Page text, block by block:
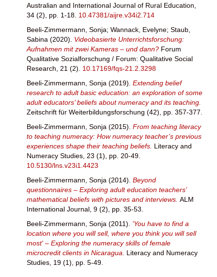
Australian and International Journal of Rural Education,
34 (2), pp. 1-18. 10.47381/aijre.v34i2.714
Beeli-Zimmermann, Sonja; Wannack, Evelyne; Staub,
Sabina (2020). Videobasierte Unterrichtsforschung:
Aufnahmen mit zwei Kameras – und dann? Forum
Qualitative Sozialforschung / Forum: Qualitative Social
Research, 21 (2). 10.17169/fqs-21.2.3298
Beeli-Zimmermann, Sonja (2019). Extending belief
research to adult basic education: an exploration of some
adult educators’ beliefs about numeracy and its teaching.
Zeitschrift für Weiterbildungsforschung (42), pp. 357-377.
Beeli-Zimmermann, Sonja (2015). From teaching literacy
to teaching numeracy: How numeracy teacher’s previous
experiences shape their teaching beliefs. Literacy and
Numeracy Studies, 23 (1), pp. 20-49.
10.5130/lns.v23i1.4423
Beeli-Zimmermann, Sonja (2014). Beyond
questionnaires – Exploring adult education teachers’
mathematical beliefs with pictures and interviews. ALM
International Journal, 9 (2), pp. 35-53.
Beeli-Zimmermann, Sonja (2011). 'You have to find a
location where you will sell, where you think you will sell
most' – Exploring the numeracy skills of female
microcredit clients in Nicaragua. Literacy and Numeracy
Studies, 19 (1), pp. 5-49.